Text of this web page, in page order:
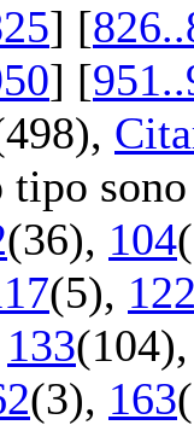
] [
] [
tipo
(36), 104
(5),
133
(3), 163